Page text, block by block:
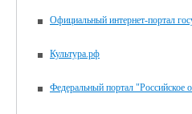
Официальный интернет-портал
Культура.рф
Федеральный портал "Российское